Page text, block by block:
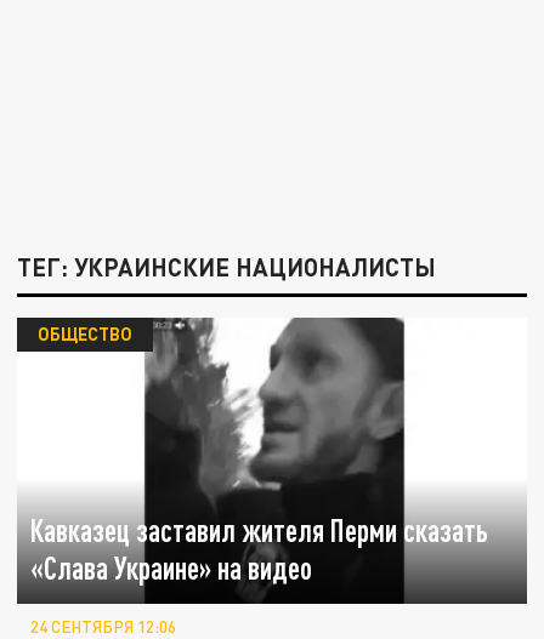
ТЕГ: УКРАИНСКИЕ НАЦИОНАЛИСТЫ
Кавказец заставил жителя Перми сказать
«Слава Украине» на видео
ОБЩЕСТВО
24 СЕНТЯБРЯ 12:06